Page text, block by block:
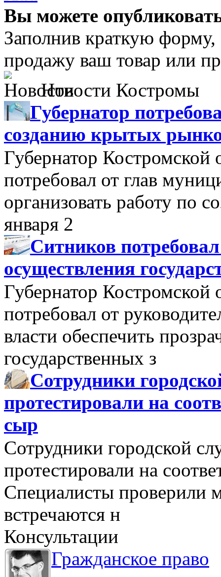
Вы можете
Заполнив краткую
продажу ваш товар или
Новости Костромы
Губернатор
созданию крытых
Губернатор Костромской
потребовал от глав
организовать работу по
января 2
Ситников
осуществления
Губернатор Костромской
потребовал от
власти обеспечить
государственных з
Сотрудники
протестировали на
сыр
Сотрудники городской
протестировали на
Специалисты проверили
встречаются н
Консультации
Гражданское право